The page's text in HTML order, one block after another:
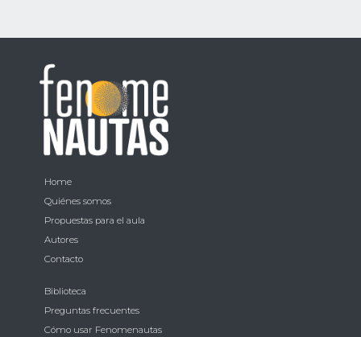
Home
Quiénes somos
Propuestas para el aula
Autores
Contacto
Biblioteca
Preguntas frecuentes
Cómo usar Fenomenautas